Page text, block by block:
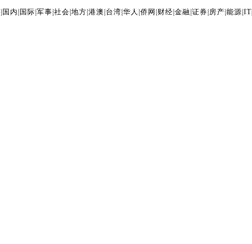
国内 国际 军事 社会 地方 港澳 台湾 华人 侨网 财经 金融 证券 房产 能源 IT|